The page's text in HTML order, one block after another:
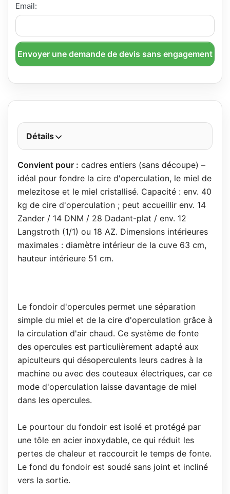
Email:
Envoyer une demande de devis sans engagement
Détails
Convient pour : cadres entiers (sans découpe) –
idéal pour fondre la cire d'operculation, le miel de
melezitose et le miel cristallisé. Capacité : env. 40
kg de cire d'operculation ; peut accueillir env. 14
Zander / 14 DNM / 28 Dadant-plat / env. 12
Langstroth (1/1) ou 18 AZ. Dimensions intérieures
maximales : diamètre intérieur de la cuve 63 cm,
hauteur intérieure 51 cm.
Le fondoir d'opercules permet une séparation
simple du miel et de la cire d'operculation grâce à
la circulation d'air chaud. Ce système de fonte
des opercules est particulièrement adapté aux
apiculteurs qui désoperculents leurs cadres à la
machine ou avec des couteaux électriques, car ce
mode d'operculation laisse davantage de miel
dans les opercules.
Le pourtour du fondoir est isolé et protégé par
une tôle en acier inoxydable, ce qui réduit les
pertes de chaleur et raccourcit le temps de fonte.
Le fond du fondoir est soudé sans joint et incliné
vers la sortie.